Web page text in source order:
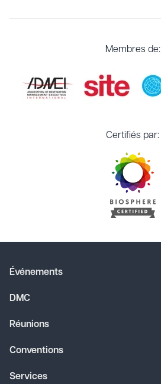
Membres de:
Certifiés par:
Événements
DMC
Réunions
Conventions
Services